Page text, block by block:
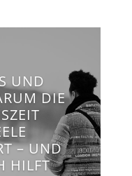
UND
DIE
– UND
HILFT